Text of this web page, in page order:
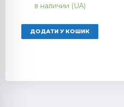
в наличии (UA)
ДОДАТИ У КОШИК